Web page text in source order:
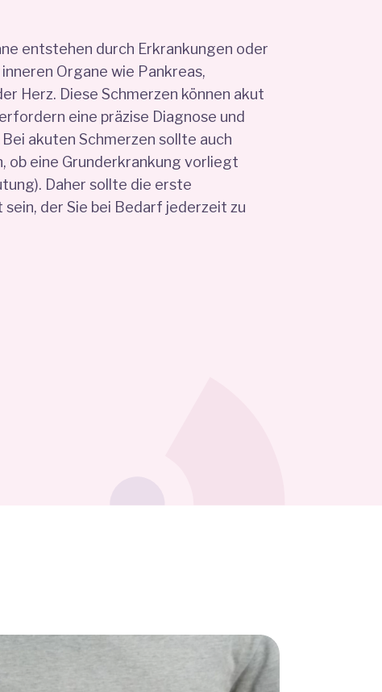
entstehen durch Erkrankungen oder
Organe wie Pankreas,
Herz. Diese Schmerzen können akut
eine präzise Diagnose und
akuten Schmerzen sollte auch
ob eine Grunderkrankung vorliegt
Daher sollte die erste
der Sie bei Bedarf jederzeit zu